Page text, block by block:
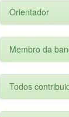
Orientador
Membro da
Todos